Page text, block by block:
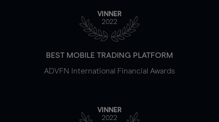
VINNER
2022
BEST MOBILE TRADING PLATFORM
ADVFN International Financial Awards
VINNER
2022